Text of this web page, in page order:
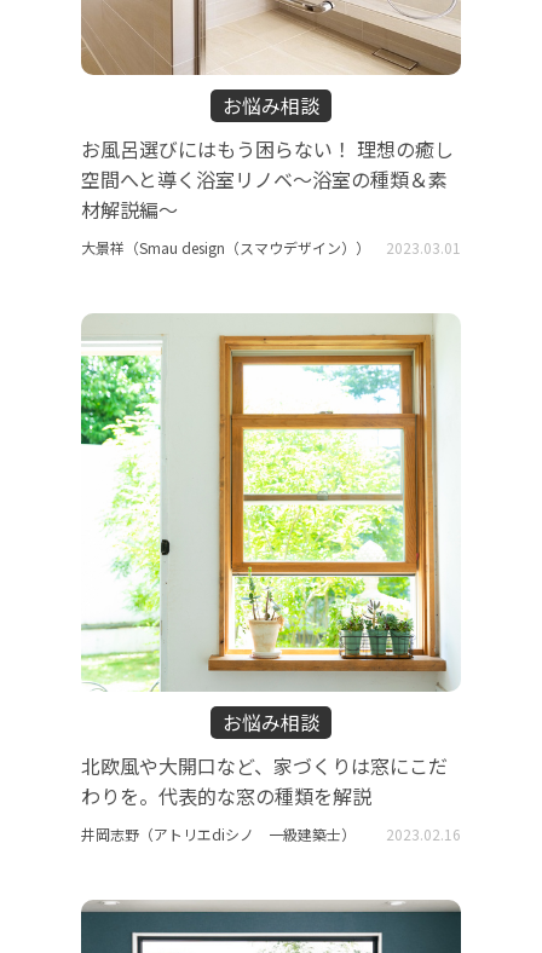
お悩み相談
お風呂選びにはもう困らない！ 理想の癒し
空間へと導く浴室リノベ～浴室の種類＆素
材解説編～
大景祥（Smau design（スマウデザイン）） 2023.03.01
お悩み相談
北欧風や大開口など、家づくりは窓にこだ
わりを。代表的な窓の種類を解説
井岡志野（アトリエdiシノ 一級建築士） 2023.02.16